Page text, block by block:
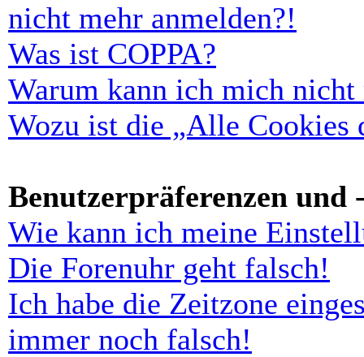
nicht mehr anmelden?!
Was ist COPPA?
Warum kann ich mich nicht
Wozu ist die „Alle Cookies
Benutzerpräferenzen und
Wie kann ich meine
Die Forenuhr geht falsch!
Ich habe die Zeitzone
immer noch falsch!